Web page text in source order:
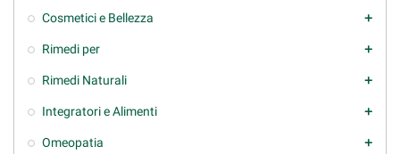
Cosmetici e Bellezza add
Rimedi per add
Rimedi Naturali add
Integratori e Alimenti add
Omeopatia add